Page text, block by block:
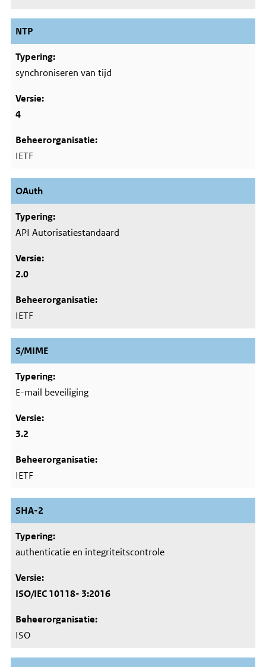
NTP
synchroniseren van tijd
4
IETF
OAuth
API Autorisatiestandaard
2.0
IETF
S/MIME
E-mail beveiliging
3.2
IETF
SHA-2
authenticatie en integriteitscontrole
ISO/IEC 10118- 3:2016
ISO